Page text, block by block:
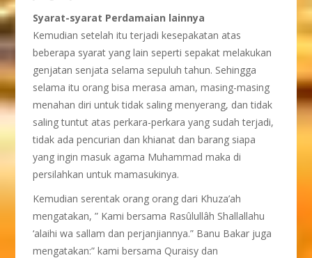
Syarat-syarat Perdamaian lainnya
Kemudian setelah itu terjadi kesepakatan atas
beberapa syarat yang lain seperti sepakat melakukan
genjatan senjata selama sepuluh tahun. Sehingga
selama itu orang bisa merasa aman, masing-masing
menahan diri untuk tidak saling menyerang, dan tidak
saling tuntut atas perkara-perkara yang sudah terjadi,
tidak ada pencurian dan khianat dan barang siapa
yang ingin masuk agama Muhammad maka di
persilahkan untuk mamasukinya.
Kemudian serentak orang orang dari Khuza’ah
mengatakan, ” Kami bersama Rasûlullâh Shallallahu
‘alaihi wa sallam dan perjanjiannya.” Banu Bakar juga
mengatakan:” kami bersama Quraisy dan